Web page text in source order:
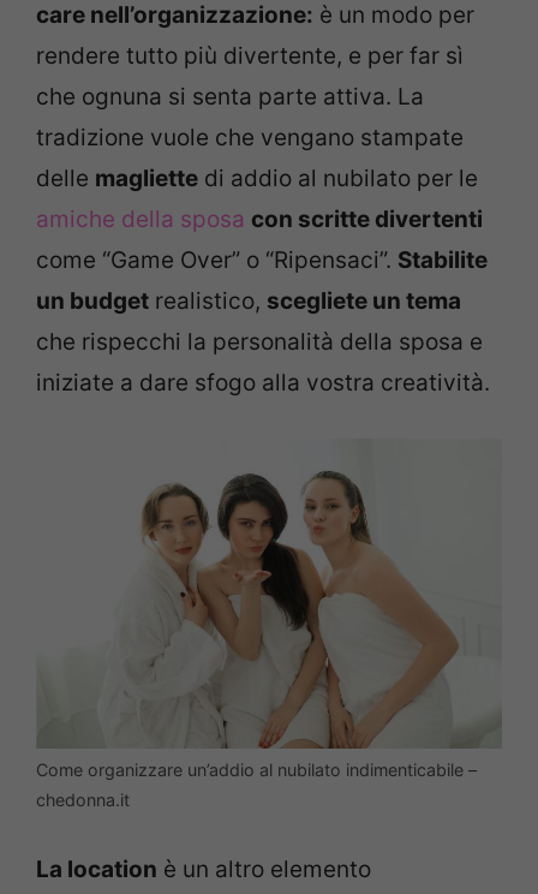
care nell’organizzazione: è un modo per
rendere tutto più divertente, e per far sì
che ognuna si senta parte attiva. La
tradizione vuole che vengano stampate
delle magliette di addio al nubilato per le
amiche della sposa con scritte divertenti
come “Game Over” o “Ripensaci”. Stabilite
un budget realistico, scegliete un tema
che rispecchi la personalità della sposa e
iniziate a dare sfogo alla vostra creatività.
Come organizzare un’addio al nubilato indimenticabile –
chedonna.it
La location è un altro elemento